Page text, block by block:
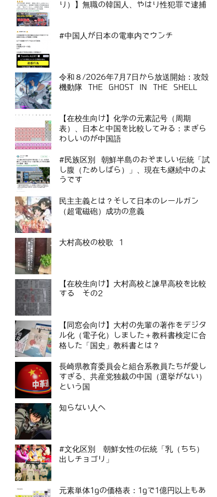
り）】無職の韓国人、やはり性犯罪で逮捕
#中国人が日本の電車内でウンチ
令和８/2026年7月7日から放送開始：攻殻
機動隊 THE GHOST IN THE SHELL
【在校生向け】化学の元素記号（周期
表）、日本と中国を比較してみる：まぎら
わしいのが中国語
#民族区別 朝鮮半島のおぞましい伝統「試
し腹（ためしばら）」、現在も継続中のよ
うです
民主主義とは？そして日本のレールガン
（超電磁砲）成功の意義
大村高校の校歌 1
【在校生向け】大村高校と諫早高校を比較
する その2
【同窓会向け】大村の先輩の著作をデジタ
ル化（電子化）しました＋教科書検定に合
格した「国史」教科書とは？
長崎県教育委員会と組合系教員たちが愛し
すぎる、共産党独裁の中国（選挙がない）
という国
知らない人へ
#文化区別 朝鮮女性の伝統「乳（ちち）
出しチョゴリ」
元素単体1gの価格表：1gで1億円以上もあ